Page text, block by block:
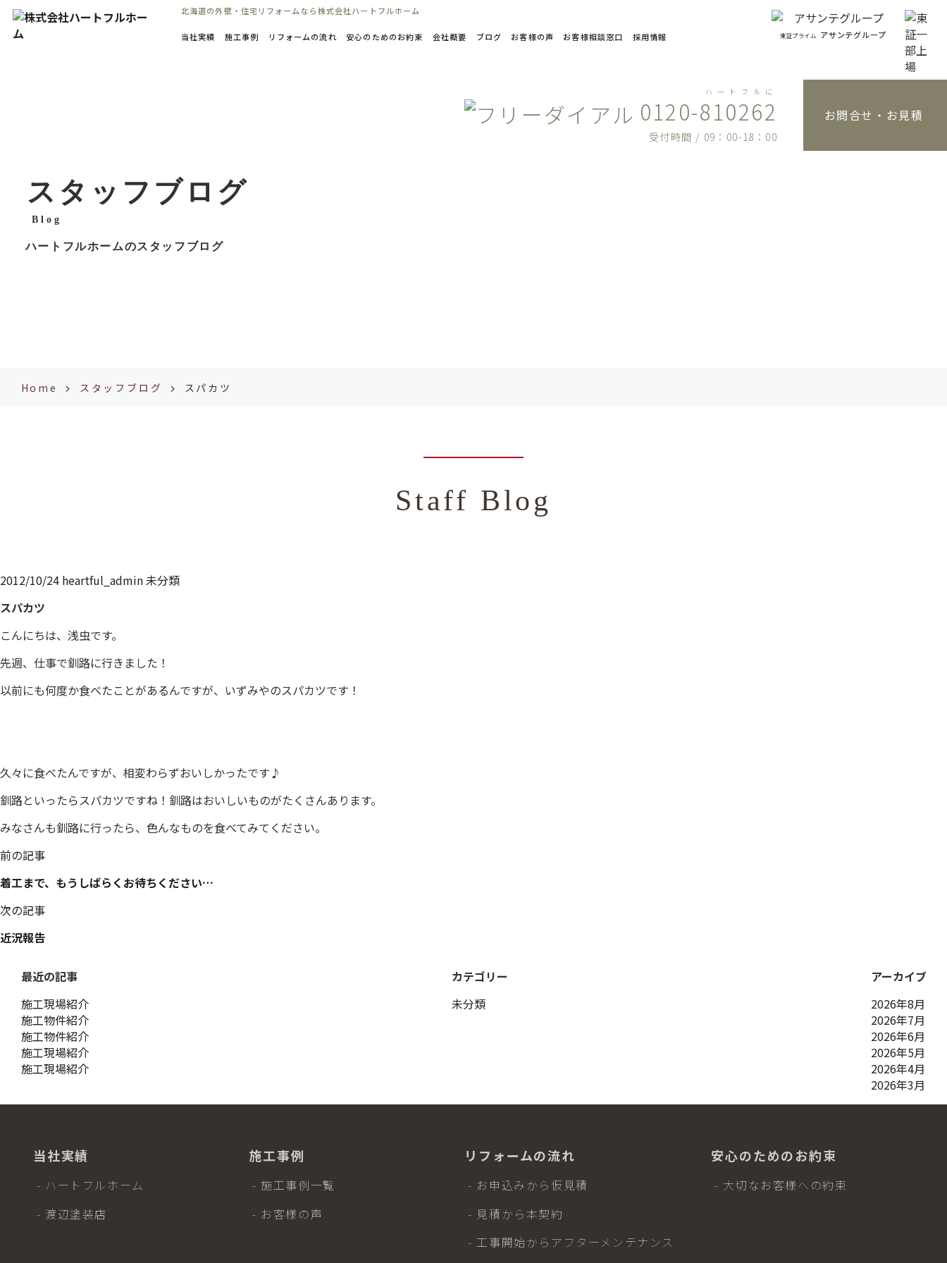
北海道の外壁・住宅リフォームなら株式会社ハートフルホーム
当社実績 施工事例 リフォームの流れ 安心のためのお約束 会社概要 ブログ お客様の声 お客様相談窓口 採用情報 東証プライム アサンテグループ
ハートフルに
0120-810262
受付時間 / 09：00-18：00
お問合せ・お見積
スタッフブログ
Blog
ハートフルホームのスタッフブログ
Home スタッフブログ スパカツ
Staff Blog
2012/10/24 heartful_admin未分類
スパカツ
こんにちは、浅虫です。
先週、仕事で釧路に行きました！
以前にも何度か食べたことがあるんですが、いずみやのスパカツです！
久々に食べたんですが、相変わらずおいしかったです♪
釧路といったらスパカツですね！釧路はおいしいものがたくさんあります。
みなさんも釧路に行ったら、色んなものを食べてみてください。
投
ナ
ビ
ゲ
ー
前の記事
着工まで、もうしばらくお待ちください…
次の記事
近況報告
最近の記事
施工現場紹介
施工物件紹介
施工物件紹介
施工現場紹介
施工現場紹介
カテゴリー
未分類
アーカイブ
2026年8月
2026年7月
2026年6月
2026年5月
2026年4月
2026年3月
当社実績
- ハートフルホーム
- 渡辺塗装店
施工事例
- 施工事例一覧
- お客様の声
リフォームの流れ
- お申込みから仮見積
- 見積から本契約
- 工事開始からアフターメンテナンス
安心のためのお約束
- 大切なお客様への約束